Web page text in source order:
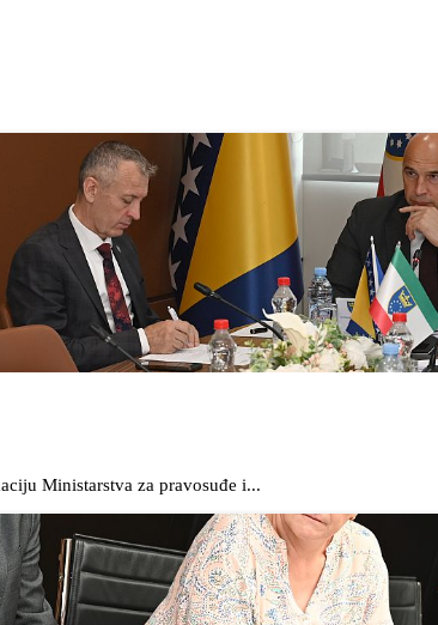
Ministarstva za pravosuđe i...